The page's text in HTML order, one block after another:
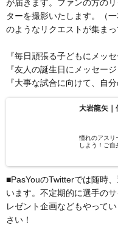
が届きます。ファンの方の
ターを撮影いたします。（
のようなリクエストが集まっ
『毎日頑張る子どもにメッ
『友人の誕生日にメッセー
『大事な試合に向けて、自
大岩龍矢｜
憧れのアスリ
しよう！ご
■PasYouのTwitterでは随時
います。不定期的に選手の
レゼント企画などもやって
さい！